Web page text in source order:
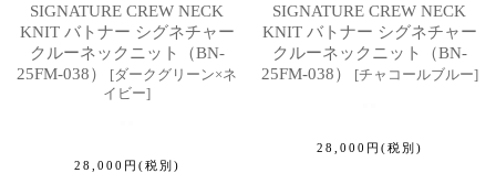
SIGNATURE CREW NECK
KNIT バトナー シグネチャー
クルーネックニット（BN-
25FM-038）
[ダークグリーン×ネ
イビー]
28,000 円 (税別)
SIGNATURE CREW NECK
KNIT バトナー シグネチャー
クルーネックニット（BN-
25FM-038）
[チャコールブルー]
28,000 円 (税別)